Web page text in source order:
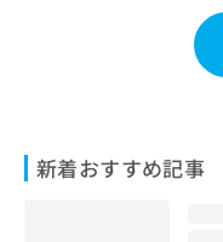
新着おすすめ記事
は
こ